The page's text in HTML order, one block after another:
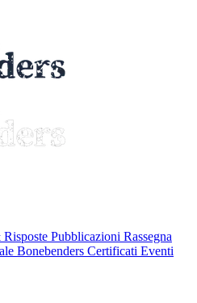
Pubblicazioni Rassegna
Bonebenders Certificati Eventi